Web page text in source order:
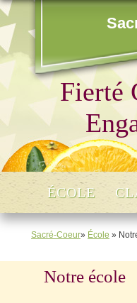
Fierté
ÉCOLE
Sacré-Coeur» École »
Notre école